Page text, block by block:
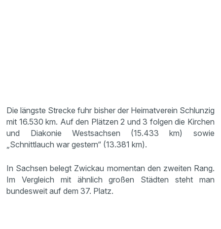
Die längste Strecke fuhr bisher der Heimatverein Schlunzig
mit 16.530 km. Auf den Plätzen 2 und 3 folgen die Kirchen
und Diakonie Westsachsen (15.433 km) sowie
„Schnittlauch war gestern“ (13.381 km).
In Sachsen belegt Zwickau momentan den zweiten Rang.
Im Vergleich mit ähnlich großen Städten steht man
bundesweit auf dem 37. Platz.